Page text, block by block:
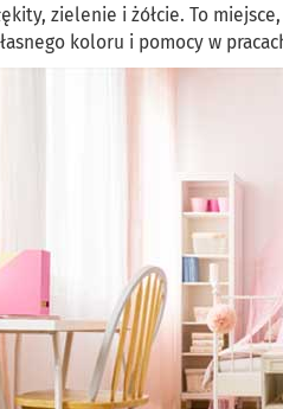
zielenie i żółcie. To
koloru i pomocy w